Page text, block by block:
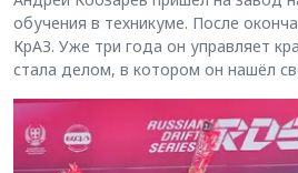
обучения в техникуме. После
КрАЗ. Уже три года он управляет
стала делом, в котором он нашёл